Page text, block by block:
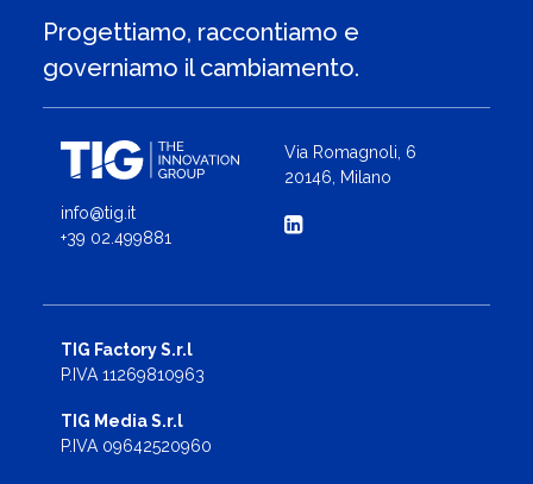
Progettiamo, raccontiamo e
governiamo il cambiamento.
info@tig.it
+39 02.499881
Via Romagnoli, 6
20146, Milano
TIG Factory S.r.l
P.IVA 11269810963
TIG Media S.r.l
P.IVA 09642520960